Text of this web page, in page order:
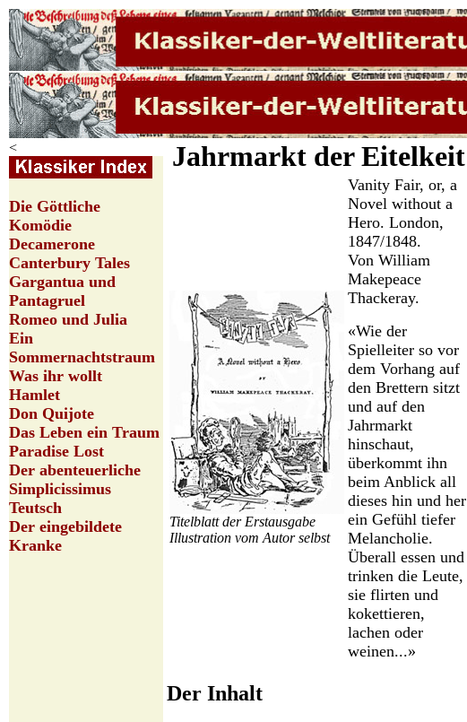
<
Die Göttliche
Komödie
Decamerone
Canterbury Tales
Gargantua und
Pantagruel
Romeo und Julia
Ein
Sommernachtstraum
Was ihr wollt
Hamlet
Don Quijote
Das Leben ein Traum
Paradise Lost
Der abenteuerliche
Simplicissimus
Teutsch
Der eingebildete
Kranke
Jahrmarkt der Eitelkeit
Titelblatt der Erstausgabe
Illustration vom Autor selbst
Vanity Fair, or, a
Novel without a
Hero. London,
1847/1848.
Von William
Makepeace
Thackeray.
«Wie der
Spielleiter so vor
dem Vorhang auf
den Brettern sitzt
und auf den
Jahrmarkt
hinschaut,
überkommt ihn
beim Anblick all
dieses hin und her
ein Gefühl tiefer
Melancholie.
Überall essen und
trinken die Leute,
sie flirten und
kokettieren,
lachen oder
weinen...»
Der Inhalt